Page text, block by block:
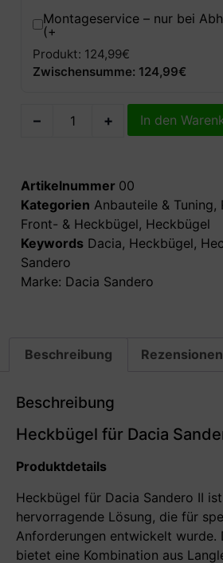
Montageservice – nur bei
(+
Produkt: 124,99€
Zwischensumme: 124,99€
– + In den
Artikelnummer 00
Kategorien Anbauteile & Tuning,
Front- & Heckbügel, Heckbügel
Keywords Dacia, Heckbügel,
Sandero
Marke: Dacia Sandero
Beschreibung
Beschreibung
Heckbügel für Dacia
Produktdetails
Heckbügel für Dacia Sandero II
hervorragende Lösung, die für
Anforderungen entwickelt wurde.
bietet eine Kombination aus